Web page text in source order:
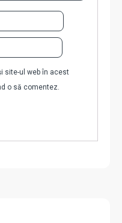
site-ul web în acest
o să comentez.